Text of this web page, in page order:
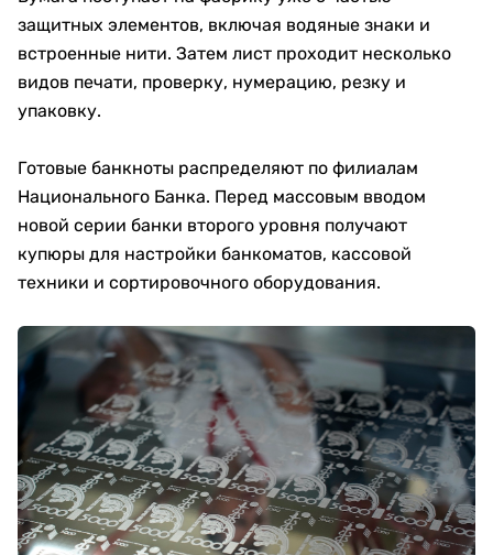
защитных элементов, включая водяные знаки и
встроенные нити. Затем лист проходит несколько
видов печати, проверку, нумерацию, резку и
упаковку.
Готовые банкноты распределяют по филиалам
Национального Банка. Перед массовым вводом
новой серии банки второго уровня получают
купюры для настройки банкоматов, кассовой
техники и сортировочного оборудования.